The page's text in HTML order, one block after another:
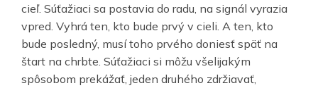
cieľ. Súťažiaci sa postavia do radu, na signál vyrazia
vpred. Vyhrá ten, kto bude prvý v cieli. A ten, kto
bude posledný, musí toho prvého doniesť späť na
štart na chrbte. Súťažiaci si môžu všelijakým
spôsobom prekážať, jeden druhého zdržiavať,